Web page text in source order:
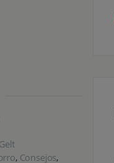
Gelt
, Consejos,